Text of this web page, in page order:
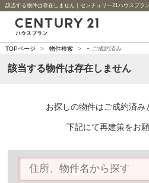
該当する物件は存在しません｜センチュリー21ハウスプラン
TOPページ > 物件検索 > - ご成約済み
該当する物件は存在しません
お探しの物件はご成約済み
下記にて再建策をお